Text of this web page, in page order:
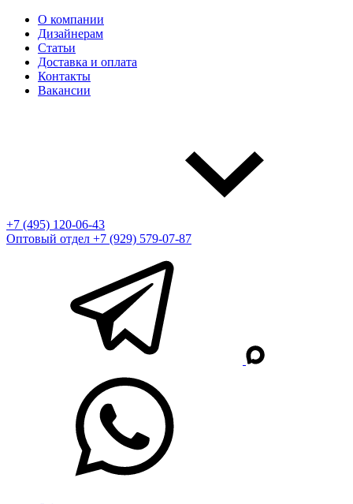
О компании
Дизайнерам
Статьи
Доставка и оплата
Контакты
Вакансии
+7 (495) 120-06-43
Оптовый отдел +7 (929) 579-07-87